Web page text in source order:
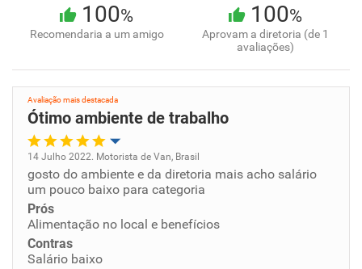
100%
Recomendaria a um amigo
100%
Aprovam a diretoria (de 1
avaliações)
Avaliação mais destacada
Ótimo ambiente de trabalho
Oportunidade de promoção
Ambiente de trabalho
Conciliação com a vida familiar
14 Julho 2022. Motorista de Van, Brasil
gosto do ambiente e da diretoria mais acho salário
um pouco baixo para categoria
Prós
Alimentação no local e benefícios
Contras
Salário baixo